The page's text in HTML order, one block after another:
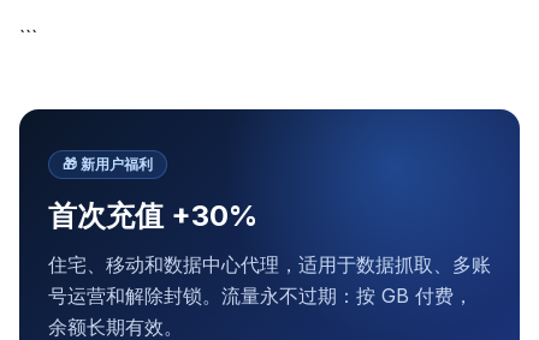
```
🎁 新用户福利
首次充值 +30%
住宅、移动和数据中心代理，适用于数据抓取、多账
号运营和解除封锁。流量永不过期：按 GB 付费，
余额长期有效。